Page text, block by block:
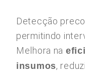
Detecção
permitindo
Melhora na
insumos,